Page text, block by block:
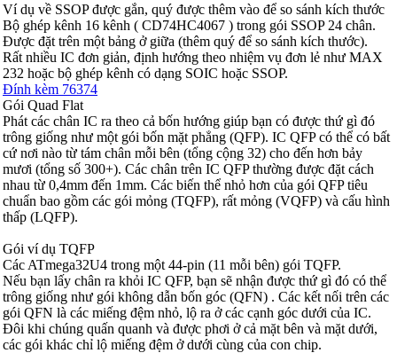
Ví dụ về SSOP được gắn, quý được thêm vào để so sánh kích thước
Bộ ghép kênh 16 kênh ( CD74HC4067 ) trong gói SSOP 24 chân.
Được đặt trên một bảng ở giữa (thêm quý để so sánh kích thước).
Rất nhiều IC đơn giản, định hướng theo nhiệm vụ đơn lẻ như MAX
232 hoặc bộ ghép kênh có dạng SOIC hoặc SSOP.
Đính kèm 76374
Gói Quad Flat
Phát các chân IC ra theo cả bốn hướng giúp bạn có được thứ gì đó
trông giống như một gói bốn mặt phẳng (QFP). IC QFP có thể có bất
cứ nơi nào từ tám chân mỗi bên (tổng cộng 32) cho đến hơn bảy
mươi (tổng số 300+). Các chân trên IC QFP thường được đặt cách
nhau từ 0,4mm đến 1mm. Các biến thể nhỏ hơn của gói QFP tiêu
chuẩn bao gồm các gói mỏng (TQFP), rất mỏng (VQFP) và cấu hình
thấp (LQFP).
Gói ví dụ TQFP
Các ATmega32U4 trong một 44-pin (11 mỗi bên) gói TQFP.
Nếu bạn lấy chân ra khỏi IC QFP, bạn sẽ nhận được thứ gì đó có thể
trông giống như gói không dẫn bốn góc (QFN) . Các kết nối trên các
gói QFN là các miếng đệm nhỏ, lộ ra ở các cạnh góc dưới của IC.
Đôi khi chúng quấn quanh và được phơi ở cả mặt bên và mặt dưới,
các gói khác chỉ lộ miếng đệm ở dưới cùng của con chip.